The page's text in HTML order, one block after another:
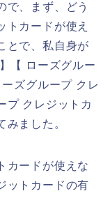
で、まず、どう
トカードが使え
とで、私自身が
【 ローズグルー
ズグループ クレ
クレジットカ
ました。
カードが使えな
ットカードの有